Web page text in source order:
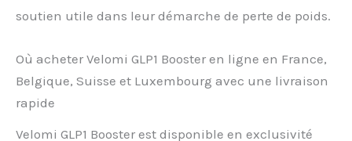
soutien utile dans leur démarche de perte de poids.
Où acheter Velomi GLP1 Booster en ligne en France,
Belgique, Suisse et Luxembourg avec une livraison
rapide
Velomi GLP1 Booster est disponible en exclusivité